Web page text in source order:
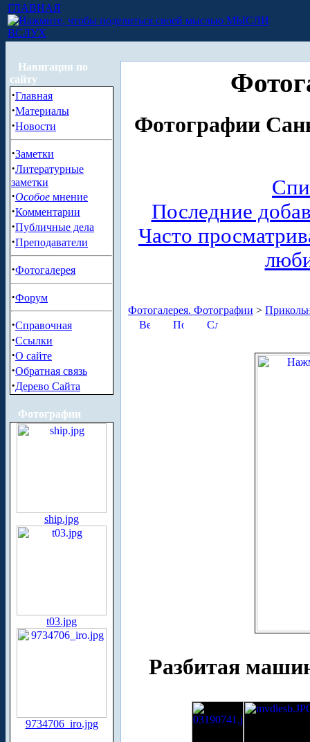
ГЛАВНАЯ
МЫСЛИ
ВСЛУХ
Навигация по
сайту
·Главная
·Материалы
·Новости
·Заметки
·Литературные
заметки
·Особое мнение
·Комментарии
·Публичные дела
·Преподаватели
·Фотогалерея
·Форум
·Справочная
·Ссылки
·О сайте
·Обратная связь
·Дерево Сайта
Фотографии
ship.jpg
t03.jpg
9734706_iro.jpg
Фотографии
Последние
Часто
Фотогалерея. Фотографии >
Разбитая